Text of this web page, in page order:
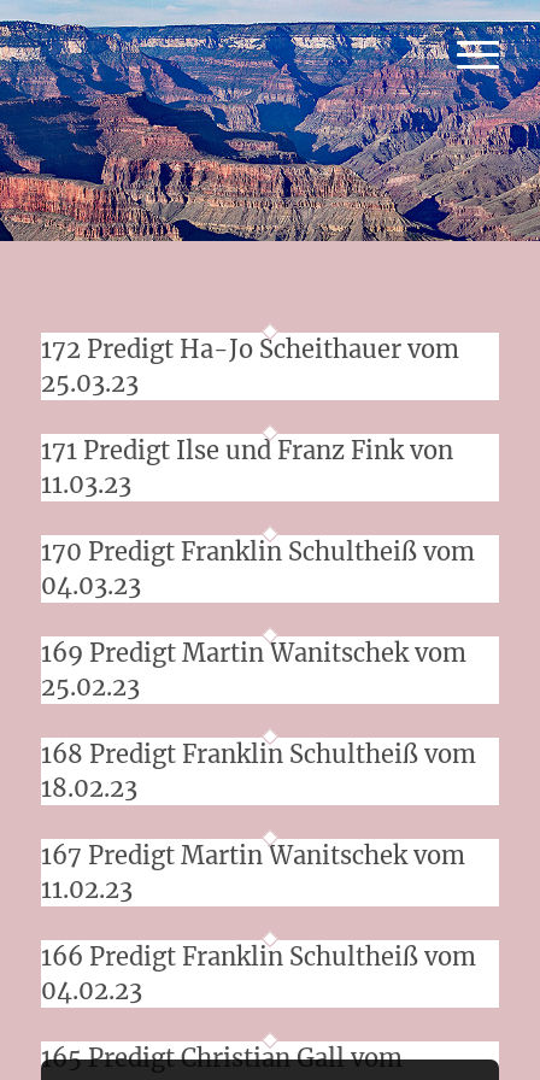
172 Predigt Ha-Jo Scheithauer vom
25.03.23
171 Predigt Ilse und Franz Fink von
11.03.23
170 Predigt Franklin Schultheiß vom
04.03.23
169 Predigt Martin Wanitschek vom
25.02.23
168 Predigt Franklin Schultheiß vom
18.02.23
167 Predigt Martin Wanitschek vom
11.02.23
166 Predigt Franklin Schultheiß vom
04.02.23
165 Predigt Christian Gall vom